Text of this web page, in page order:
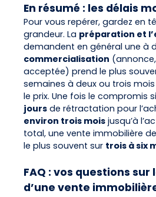
En résumé : les délais
Pour vous repérer, gardez en
grandeur. La préparation et
demandent en général une à
commercialisation
acceptée) prend le plus
semaines à deux ou trois
le prix. Une fois le compromis
jours de rétractation pour
environ trois mois jusqu’à
total, une vente immobilière
le plus souvent sur trois à six
FAQ : vos questions sur
d’une vente